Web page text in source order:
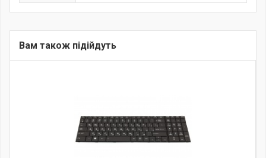
Вам також підійдуть